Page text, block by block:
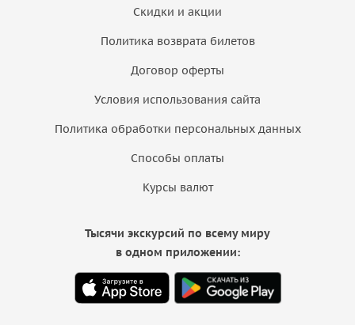
Скидки и акции
Политика возврата билетов
Договор оферты
Условия использования сайта
Политика обработки персональных данных
Способы оплаты
Курсы валют
Тысячи экскурсий по всему миру
в одном приложении: